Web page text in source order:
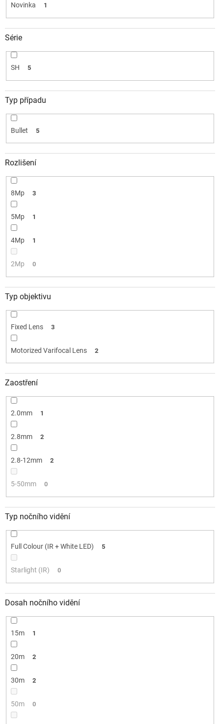
t
ů
Novinka 1
Série
SH 5
Typ případu
Bullet 5
Rozlišení
8Mp 3
5Mp 1
4Mp 1
2Mp 0
Typ objektivu
Fixed Lens 3
Motorized Varifocal Lens 2
Zaostření
2.0mm 1
2.8mm 2
2.8-12mm 2
5-50mm 0
Typ nočního vidění
Full Colour (IR + White LED) 5
Starlight (IR) 0
Dosah nočního vidění
15m 1
20m 2
30m 2
50m 0